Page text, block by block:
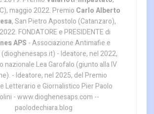
maggio 2022. Premio Carlo Alberto
, San Pietro Apostolo (Catanzaro),
FONDATORE e PRESIDENTE di
APS - Associazione Antimafie e
- Ideatore, nel 2022,
nazionale Lea Garofalo (giunto alla IV
- Ideatore, nel 2025, del Premio
Letterario e Giornalistico Pier Paolo
- www.dioghenesaps.com --
paolodechiara.blog